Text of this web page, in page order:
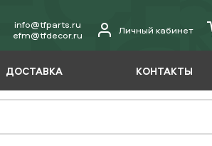
info@tfparts.ru
еfm@tfdecor.ru
Личный кабинет
ДОСТАВКА КОНТАКТЫ